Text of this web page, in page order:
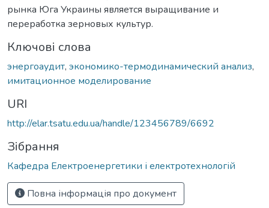
рынка Юга Украины является выращивание и
переработка зерновых культур.
Ключові слова
энергоаудит, экономико-термодинамический анализ,
имитационное моделирование
URI
http://elar.tsatu.edu.ua/handle/123456789/6692
Зібрання
Кафедра Електроенергетики і електротехнологій
Повна інформація про документ